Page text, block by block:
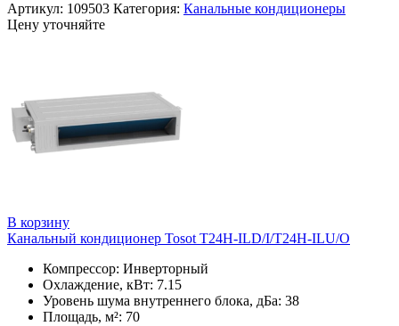
Артикул: 109503 Категория: Канальные кондиционеры
Цену уточняйте
В корзину
Канальный кондиционер Tosot T24H-ILD/I/T24H-ILU/O
Компрессор: Инверторный
Охлаждение, кВт: 7.15
Уровень шума внутреннего блока, дБа: 38
Площадь, м²: 70